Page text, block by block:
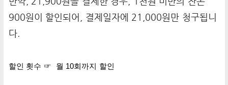
900원이 할인되어, 결제일자에 21,000원만 청구됩니
다.
할인 횟수 ☞ 월 10회까지 할인